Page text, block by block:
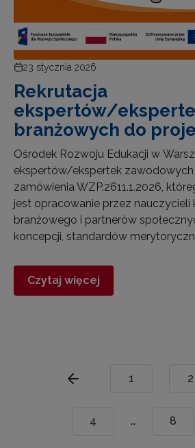
23 stycznia 2026
Rekrutacja
ekspertów/
branżowych do
Ośrodek Rozwoju Edukacji w
ekspertów/ekspertek zawodowych
zamówienia WZP.2611.1.2026,
jest opracowanie przez nauczycieli
branżowego i partnerów
koncepcji, standardów
Czytaj więcej
1 2
4 … 8